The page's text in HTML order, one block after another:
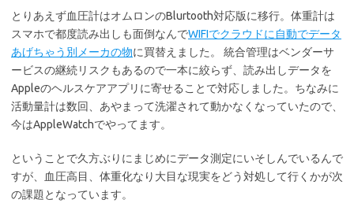
とりあえず血圧計はオムロンのBlurtooth対応版に移行。体重計は
スマホで都度読み出しも面倒なんでWIFIでクラウドに自動でデータ
あげちゃう別メーカの物に買替えました。 統合管理はベンダーサ
ービスの継続リスクもあるので一本に絞らず、読み出しデータを
Appleのヘルスケアアプリに寄せることで対応しました。ちなみに
活動量計は数回、あやまって洗濯されて動かなくなっていたので、
今はAppleWatchでやってます。
ということで久方ぶりにまじめにデータ測定にいそしんでいるんで
すが、血圧高目、体重化なり大目な現実をどう対処して行くかが次
の課題となっています。